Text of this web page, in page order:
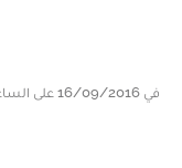
في 16/09/2016 على الساعة 21:43